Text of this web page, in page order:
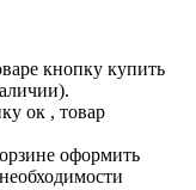
кнопку купить
ок , товар
оформить